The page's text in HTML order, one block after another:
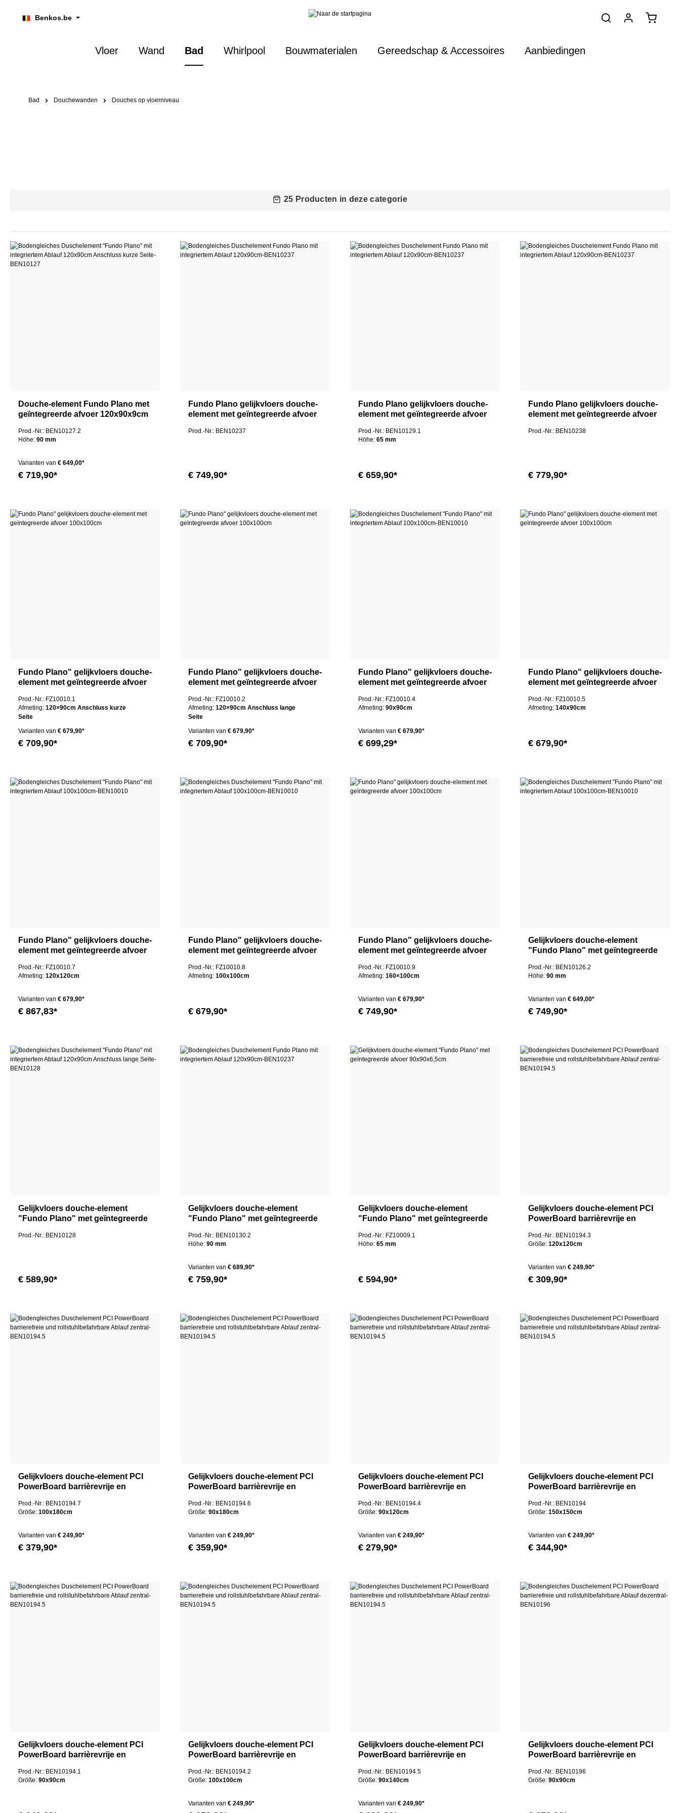
Benkos.be
Vloer Wand Bad Whirlpool Bouwmaterialen Gereedschap & Accessoires Aanbiedingen
Bad Douchewanden Douches op vloerniveau
25 Producten in deze categorie
Douche-element Fundo Plano met
geïntegreerde afvoer 120x90x9cm
Prod.-Nr.: BEN10127.2
Höhe: 90 mm
Varianten van € 649,00*
€ 719,90*
Fundo Plano gelijkvloers douche-
element met geïntegreerde afvoer
Prod.-Nr.: BEN10237
€ 749,90*
Fundo Plano gelijkvloers douche-
element met geïntegreerde afvoer
Prod.-Nr.: BEN10129.1
Höhe: 65 mm
€ 659,90*
Fundo Plano gelijkvloers douche-
element met geïntegreerde afvoer
Prod.-Nr.: BEN10238
€ 779,90*
Fundo Plano" gelijkvloers douche-
element met geïntegreerde afvoer
Prod.-Nr.: FZ10010.1
Afmeting: 120×90cm Anschluss kurze
Seite
Varianten van € 679,90*
€ 709,90*
Fundo Plano" gelijkvloers douche-
element met geïntegreerde afvoer
Prod.-Nr.: FZ10010.2
Afmeting: 120×90cm Anschluss lange
Seite
Varianten van € 679,90*
€ 709,90*
Fundo Plano" gelijkvloers douche-
element met geïntegreerde afvoer
Prod.-Nr.: FZ10010.4
Afmeting: 90x90cm
Varianten van € 679,90*
€ 699,29*
Fundo Plano" gelijkvloers douche-
element met geïntegreerde afvoer
Prod.-Nr.: FZ10010.5
Afmeting: 140x90cm
€ 679,90*
Fundo Plano" gelijkvloers douche-
element met geïntegreerde afvoer
Prod.-Nr.: FZ10010.7
Afmeting: 120x120cm
Varianten van € 679,90*
€ 867,83*
Fundo Plano" gelijkvloers douche-
element met geïntegreerde afvoer
Prod.-Nr.: FZ10010.8
Afmeting: 100x100cm
€ 679,90*
Fundo Plano" gelijkvloers douche-
element met geïntegreerde afvoer
Prod.-Nr.: FZ10010.9
Afmeting: 160×100cm
Varianten van € 679,90*
€ 749,90*
Gelijkvloers douche-element
"Fundo Plano" met geïntegreerde
Prod.-Nr.: BEN10126.2
Höhe: 90 mm
Varianten van € 649,00*
€ 749,90*
Gelijkvloers douche-element
"Fundo Plano" met geïntegreerde
lange zijde
Prod.-Nr.: BEN10128
€ 589,90*
Gelijkvloers douche-element
"Fundo Plano" met geïntegreerde
Prod.-Nr.: BEN10130.2
Höhe: 90 mm
Varianten van € 689,90*
€ 759,90*
Gelijkvloers douche-element
"Fundo Plano" met geïntegreerde
Prod.-Nr.: FZ10009.1
Höhe: 65 mm
€ 594,90*
Gelijkvloers douche-element PCI
PowerBoard barrièrevrije en
centraal
Prod.-Nr.: BEN10194.3
Größe: 120x120cm
Varianten van € 249,90*
€ 309,90*
Gelijkvloers douche-element PCI
PowerBoard barrièrevrije en
centraal
Prod.-Nr.: BEN10194.7
Größe: 100x180cm
Varianten van € 249,90*
€ 379,90*
Gelijkvloers douche-element PCI
PowerBoard barrièrevrije en
centraal
Prod.-Nr.: BEN10194.6
Größe: 90x180cm
Varianten van € 249,90*
€ 359,90*
Gelijkvloers douche-element PCI
PowerBoard barrièrevrije en
centraal
Prod.-Nr.: BEN10194.4
Größe: 90x120cm
Varianten van € 249,90*
€ 279,90*
Gelijkvloers douche-element PCI
PowerBoard barrièrevrije en
centraal
Prod.-Nr.: BEN10194
Größe: 150x150cm
Varianten van € 249,90*
€ 344,90*
Gelijkvloers douche-element PCI
PowerBoard barrièrevrije en
centraal
Prod.-Nr.: BEN10194.1
Größe: 90x90cm
Gelijkvloers douche-element PCI
PowerBoard barrièrevrije en
centraal
Prod.-Nr.: BEN10194.2
Größe: 100x100cm
Varianten van € 249,90*
Gelijkvloers douche-element PCI
PowerBoard barrièrevrije en
centraal
Prod.-Nr.: BEN10194.5
Größe: 90x140cm
Varianten van € 249,90*
Gelijkvloers douche-element PCI
PowerBoard barrièrevrije en
decentraal
Prod.-Nr.: BEN10196
Größe: 90x90cm